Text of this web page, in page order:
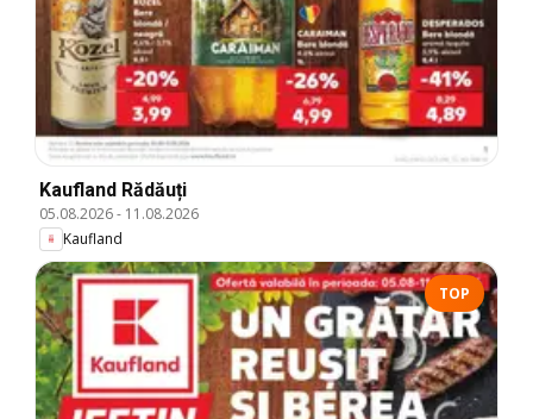
Kaufland Rădăuți
05.08.2026- 11.08.2026
Kaufland
TOP